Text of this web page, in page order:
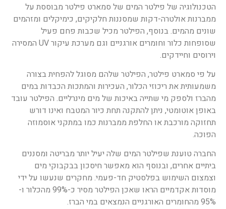
הטכנולוגיה של פילטר המים של סמארט פילטר מבוססת על
ממברנות אולטרה-דקות שמסננות חלקיקים, כימיקלים ומזהמים
שונים מהמים. בנוסף, הפילטר מכיל שכבות פחם פעיל
שסופחות כלור וחומרים אורגניים וגם מערכת עיקור UV המסירה
וירוסים וחיידקים.
על פי סמארט פילטר, הפילטר שלהם מסוגל להפחית בצורה
משמעותית את ריכוזי הכלור, העכירות והמתכות הכבדות במים
מהברז ולספק מי שתייה באיכות של מים מינרליים. הפילטר עובד
באופן אוטומטי, ניתן להתקנה תחת כיור המטבח ואינו דורש
תחזוקה מורכבת או החלפת ממברנות כמו במתקני אוסמוזה
הפוכה.
החברה טוענת שפילטר המים שלה יעיל יותר מבריטה ומסננים
ביתיים אחרים, ובנוסף הוא מאפשר חיסכון בבקבוקי מים
וצמצום השימוש בפלסטיק חד-פעמי. מחקרים שנעשו על ידי
מוסדות אקדמיים הראו שאכן הפילטר מסיר כ-99% מהכלור ו-
95% מהחומרים האורגניים הנמצאים במי הברז.